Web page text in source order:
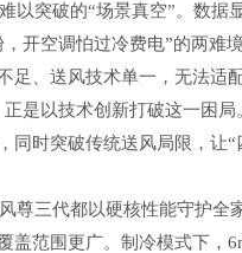
以突破的“场景真空”。数
开空调怕过冷费电”的两难
、送风技术单一，无法适
是以技术创新打破这一困
同时突破传统送风局限，让
尊三代都以硬核性能守护
盖范围更广。制冷模式下